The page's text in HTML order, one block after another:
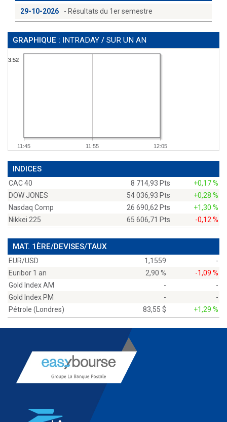
29-10-2026 - Résultats du 1er semestre
GRAPHIQUE : INTRADAY / SUR UN AN
11:45 11:55 12:05
3.52
3.52
3.52
3.52
INDICES
CAC 40 8 714,93 Pts
+0,17 %
DOW JONES
54 036,93 Pts
+0,28 %
Nasdaq Comp
26 690,62 Pts
+1,30 %
Nikkei 225
65 606,71 Pts -0,12 %
MAT. 1ÈRE/DEVISES/TAUX
EUR/USD 1,1559
-
Euribor 1 an
2,90 %
-1,09 %
Gold Index AM
-
-
Gold Index PM
-
-
Pétrole (Londres)
83,55 $ +1,29 %